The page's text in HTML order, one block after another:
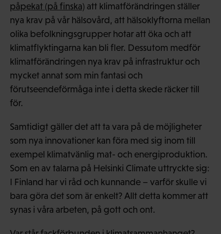
påpekat (på finska) att klimatförändringen ställer
nya krav på vår hälsovård, att hälsoklyftorna mellan
olika befolkningsgrupper hotar att öka och att
klimatflyktingarna kan bli fler. Dessutom medför
klimatförändringen nya krav på infrastruktur och
mycket annat som min fantasi och
förutseendeförmåga inte i detta skede räcker till
för.
Samtidigt gäller det att ta vara på de möjligheter
som nya innovationer kan föra med sig inom till
exempel klimatvänlig mat- och energiproduktion.
Som en av talarna på Helsinki Climate uttryckte sig:
I Finland har vi råd och kunnande – varför skulle vi
bara göra det som är enkelt? Allt detta kommer att
synas i våra arbeten, på gott och ont.